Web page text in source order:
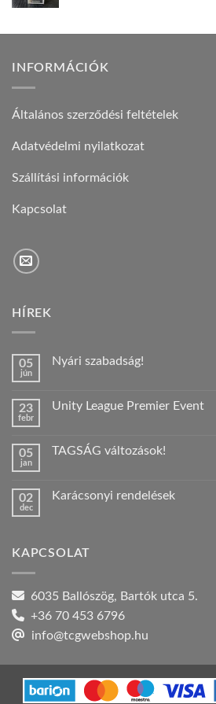
INFORMÁCIÓK
Általános szerződési feltételek
Adatvédelmi nyilatkozat
Szállítási információk
Kapcsolat
HÍREK
05
jún
Nyári szabadság!
Nyári
23
febr
Unity League Premier Event
Unity
bejegyzéshez
05
jan
TAGSÁG változások!
TAGSÁG
02
dec
Karácsonyi rendelések
rendelések
KAPCSOLAT
6035 Ballószög, Bartók utca 5.
+36 70 453 6796
info@tcgwebshop.hu